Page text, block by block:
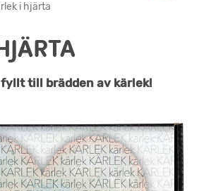
i hjärta
till brädden av kärlek!